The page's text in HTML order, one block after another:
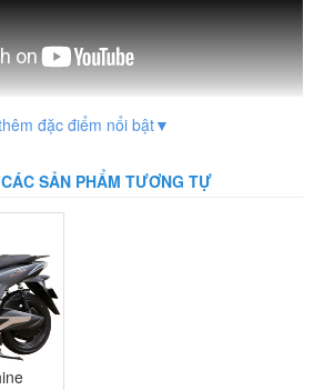
đặc điểm nổi bật▼
SẢN PHẨM TƯƠNG TỰ